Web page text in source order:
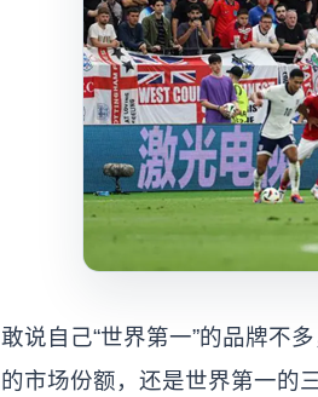
敢说自己“世界第一”的品牌不
的市场份额，还是世界第一的